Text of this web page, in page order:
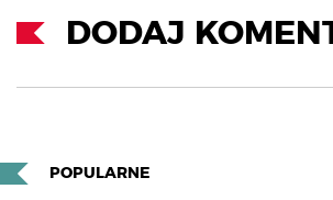
DODAJ
POPULARNE